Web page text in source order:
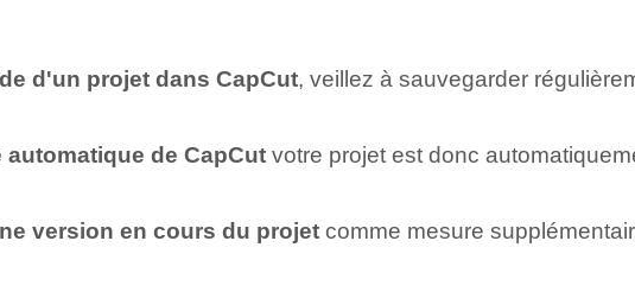
d'un projet dans CapCut, veillez à sauvegarder
de CapCutvotre projet est donc
version en cours du projetcomme mesure